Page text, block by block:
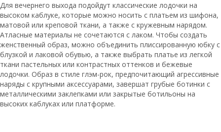
Для вечернего выхода подойдут классические лодочки на
высоком каблуке, которые можно носить с платьем из шифона,
матовой или креповой ткани, а также с кружевным нарядом.
Атласные материалы не сочетаются с лаком. Чтобы создать
женственный образ, можно объединить плиссированную юбку с
блузкой и лаковой обувью, а также выбрать платье из легкой
ткани пастельных или контрастных оттенков и бежевые
лодочки. Образ в стиле глэм-рок, предпочитающий агрессивные
наряды с крупными аксессуарами, завершат грубые ботинки с
металлическими заклепками или закрытые ботильоны на
высоких каблуках или платформе.